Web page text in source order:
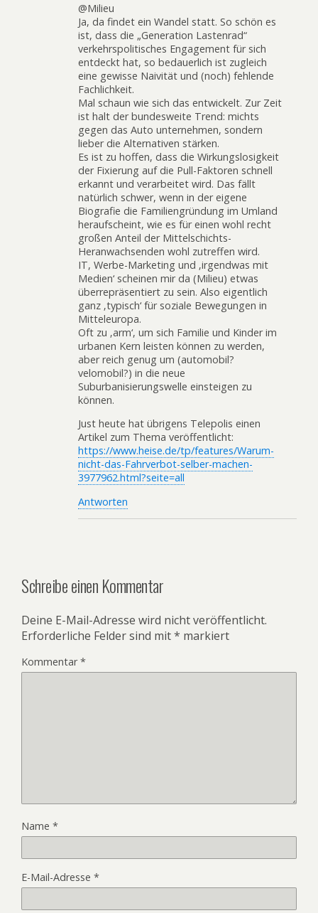
@Milieu
Ja, da findet ein Wandel statt. So schön es
ist, dass die „Generation Lastenrad“
verkehrspolitisches Engagement für sich
entdeckt hat, so bedauerlich ist zugleich
eine gewisse Naivität und (noch) fehlende
Fachlichkeit.
Mal schaun wie sich das entwickelt. Zur Zeit
ist halt der bundesweite Trend: michts
gegen das Auto unternehmen, sondern
lieber die Alternativen stärken.
Es ist zu hoffen, dass die Wirkungslosigkeit
der Fixierung auf die Pull-Faktoren schnell
erkannt und verarbeitet wird. Das fällt
natürlich schwer, wenn in der eigene
Biografie die Familiengründung im Umland
heraufscheint, wie es für einen wohl recht
großen Anteil der Mittelschichts-
Heranwachsenden wohl zutreffen wird.
IT, Werbe-Marketing und ‚irgendwas mit
Medien‘ scheinen mir da (Milieu) etwas
überrepräsentiert zu sein. Also eigentlich
ganz ‚typisch‘ für soziale Bewegungen in
Mitteleuropa.
Oft zu ‚arm‘, um sich Familie und Kinder im
urbanen Kern leisten können zu werden,
aber reich genug um (automobil?
velomobil?) in die neue
Suburbanisierungswelle einsteigen zu
können.
Just heute hat übrigens Telepolis einen
Artikel zum Thema veröffentlicht:
https://www.heise.de/tp/features/Warum-
nicht-das-Fahrverbot-selber-machen-
3977962.html?seite=all
Antworten
Schreibe einen Kommentar
Deine E-Mail-Adresse wird nicht veröffentlicht.
Erforderliche Felder sind mit* markiert
Kommentar*
Name *
E-Mail-Adresse *